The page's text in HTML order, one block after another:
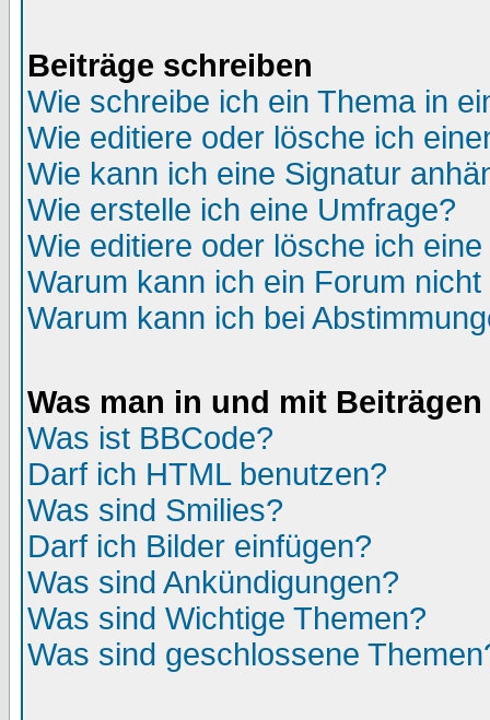
Beiträge schreiben
Wie schreibe ich ein Thema in
Wie editiere oder lösche ich
Wie kann ich eine Signatur
Wie erstelle ich eine Umfrage?
Wie editiere oder lösche ich
Warum kann ich ein Forum
Warum kann ich bei
Was man in und mit
Was ist BBCode?
Darf ich HTML benutzen?
Was sind Smilies?
Darf ich Bilder einfügen?
Was sind Ankündigungen?
Was sind Wichtige Themen?
Was sind geschlossene